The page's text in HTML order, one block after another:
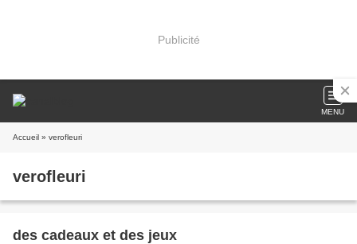
Publicité
MENU
Accueil » verofleuri
verofleuri
des cadeaux et des jeux